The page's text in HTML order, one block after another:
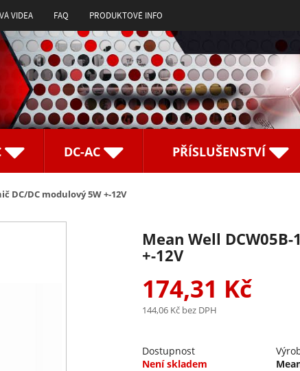
VIDEA FAQ PRODUKTOVÉ INFO
DC-AC PŘÍSLUŠENSTVÍ
DC/DC modulový 5W +-12V
Mean Well
+-12V
174,31 Kč
144,06 Kč bez DPH
Dostupnost
Není skladem